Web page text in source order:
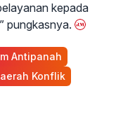
kepada
pungkasnya.
Antipanah
Konflik